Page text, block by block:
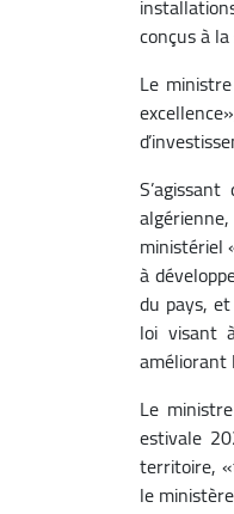
conçus à
Le
ministériel
à
du pays,
loi visant
améliorant
Le
estivale
territoire,
le